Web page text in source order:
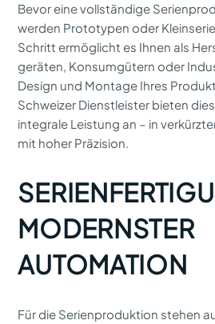
Bevor eine vollständige
werden Prototypen oder
Schritt ermöglicht es Ihnen als
geräten, Konsumgütern oder
Design und Montage Ihres
Schweizer Dienstleister bieten
integrale Leistung an – in
mit hoher Präzision.
MODERNSTER
AUTOMATION
Für die Serienproduktion stehen